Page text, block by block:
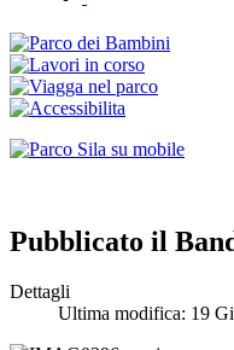
Pubblicato il
Dettagli
Ultima modifica: 19